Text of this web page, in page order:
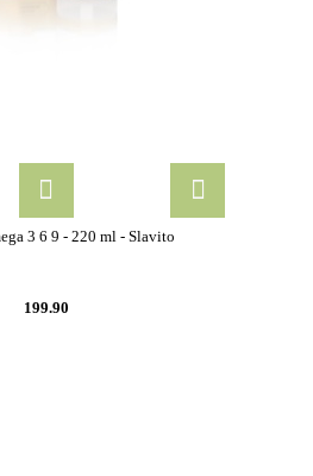
3 6 9 - 220 ml - Slavito
199.90